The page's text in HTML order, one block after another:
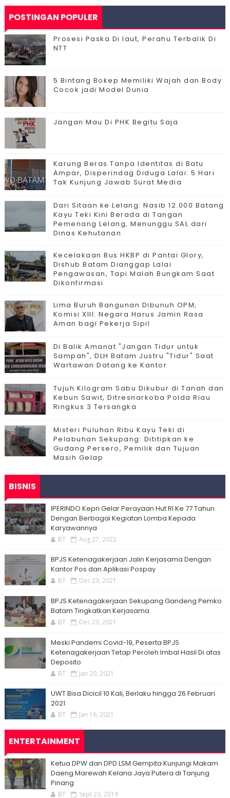
POSTINGAN POPULER
Prosesi Paska Di laut, Perahu Terbalik Di
NTT
5 Bintang Bokep Memiliki Wajah dan Body
Cocok jadi Model Dunia
Jangan Mau Di PHK Begitu Saja
Karung Beras Tanpa Identitas di Batu
Ampar, Disperindag Diduga Lalai: 5 Hari
Tak Kunjung Jawab Surat Media
Dari Sitaan ke Lelang: Nasib 12.000 Batang
Kayu Teki Kini Berada di Tangan
Pemenang Lelang, Menunggu SAL dari
Dinas Kehutanan
Kecelakaan Bus HKBP di Pantai Glory,
Dishub Batam Dianggap Lalai
Pengawasan, Tapi Malah Bungkam Saat
Dikonfirmasi
Lima Buruh Bangunan Dibunuh OPM,
Komisi XIII: Negara Harus Jamin Rasa
Aman bagi Pekerja Sipil
Di Balik Amanat "Jangan Tidur untuk
Sampah", DLH Batam Justru "Tidur" Saat
Wartawan Datang ke Kantor
Tujuh Kilogram Sabu Dikubur di Tanah dan
Kebun Sawit, Ditresnarkoba Polda Riau
Ringkus 3 Tersangka
Misteri Puluhan Ribu Kayu Teki di
Pelabuhan Sekupang: Dititipkan ke
Gudang Persero, Pemilik dan Tujuan
Masih Gelap
BISNIS
IPERINDO Kepri Gelar Perayaan Hut RI Ke 77 Tahun
Dengan Berbagai Kegiatan Lomba Kepada
Karyawannya
BT Aug 27, 2022
BPJS Ketenagakerjaan Jalin Kerjasama Dengan
Kantor Pos dan Aplikasi Pospay
BT Dec 23, 2021
BPJS Ketenagakerjaan Sekupang Gandeng Pemko
Batam Tingkatkan Kerjasama
BT Dec 23, 2021
Meski Pandemi Covid-19, Peserta BPJS
Ketenagakerjaan Tetap Peroleh Imbal Hasil Di atas
Deposito
BT Jan 20, 2021
UWT Bisa Dicicil 10 Kali, Berlaku hingga 26 Februari
2021
BT Jan 16, 2021
ENTERTAINMENT
Ketua DPW dan DPD LSM Gempita Kunjungi Makam
Daeng Marewah Kelana Jaya Putera di Tanjung
Pinang
BT Sept 23, 2019